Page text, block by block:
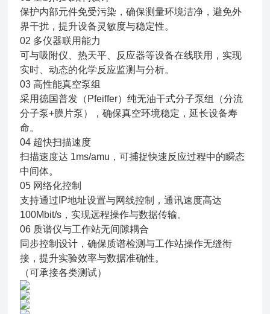
保护内部元件免受污染，确保测量环境洁净，避免外
界干扰，提升设备灵敏度与稳定性。
02 多仪器联用能力
可与吸附仪、热天平、反应器等设备在线联用，实现
实时、动态的化学反应监测与分析。
03 高性能真空泵组
采用德国普发（Pfeiffer）纯无油干式分子泵组（分流
分子泵+膜片泵），确保真空环境稳定，延长设备寿
命。
04 超快扫描速度
扫描速度达 1ms/amu，可捕捉快速反应过程中的瞬态
中间体。
05 网络化控制
支持通过IP地址设置与网线控制，通讯速度高达
100Mbit/s，实现远程操作与数据传输。
06 质谱仪与工作站无间隙耦合
同步控制设计，确保质谱检测与工作站操作无缝衔
接，提升实验效率与数据准确性。
（可承接各类测试）